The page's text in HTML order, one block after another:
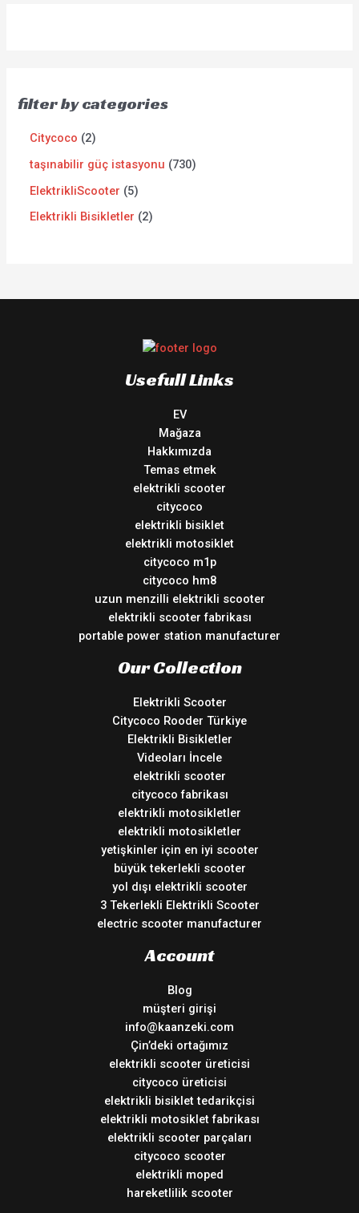
filter by categories
Citycoco
2
taşınabilir güç istasyonu
730
ElektrikliScooter
5
Elektrikli Bisikletler
2
Usefull Links
EV
Mağaza
Hakkımızda
Temas etmek
elektrikli scooter
citycoco
elektrikli bisiklet
elektrikli motosiklet
citycoco m1p
citycoco hm8
uzun menzilli elektrikli scooter
elektrikli scooter fabrikası
portable power station manufacturer
Our Collection
Elektrikli Scooter
Citycoco Rooder Türkiye
Elektrikli Bisikletler
Videoları İncele
elektrikli scooter
citycoco fabrikası
elektrikli motosikletler
elektrikli motosikletler
yetişkinler için en iyi scooter
büyük tekerlekli scooter
yol dışı elektrikli scooter
3 Tekerlekli Elektrikli Scooter
electric scooter manufacturer
Account
Blog
müşteri girişi
info@kaanzeki.com
Çin’deki ortağımız
elektrikli scooter üreticisi
citycoco üreticisi
elektrikli bisiklet tedarikçisi
elektrikli motosiklet fabrikası
elektrikli scooter parçaları
citycoco scooter
elektrikli moped
hareketlilik scooter